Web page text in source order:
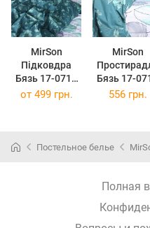
MirSon
Підковдра
Бязь 17-0718
Emerald
MirSon
Бязь 17-
Emerald
от 499 грн. 556 грн.
Постельное белье
Полная